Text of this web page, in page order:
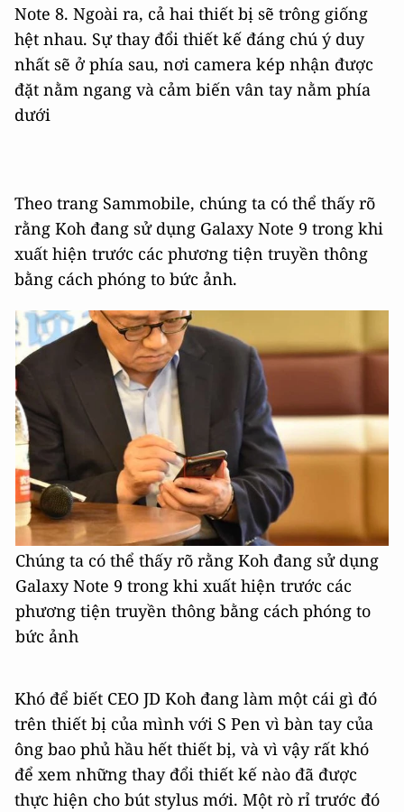
Note 8. Ngoài ra, cả hai thiết bị sẽ trông giống
hệt nhau. Sự thay đổi thiết kế đáng chú ý duy
nhất sẽ ở phía sau, nơi camera kép nhận được
đặt nằm ngang và cảm biến vân tay nằm phía
dưới
Theo trang Sammobile, chúng ta có thể thấy rõ
rằng Koh đang sử dụng Galaxy Note 9 trong khi
xuất hiện trước các phương tiện truyền thông
bằng cách phóng to bức ảnh.
Chúng ta có thể thấy rõ rằng Koh đang sử dụng
Galaxy Note 9 trong khi xuất hiện trước các
phương tiện truyền thông bằng cách phóng to
bức ảnh
Khó để biết CEO JD Koh đang làm một cái gì đó
trên thiết bị của mình với S Pen vì bàn tay của
ông bao phủ hầu hết thiết bị, và vì vậy rất khó
để xem những thay đổi thiết kế nào đã được
thực hiện cho bút stylus mới. Một rò rỉ trước đó